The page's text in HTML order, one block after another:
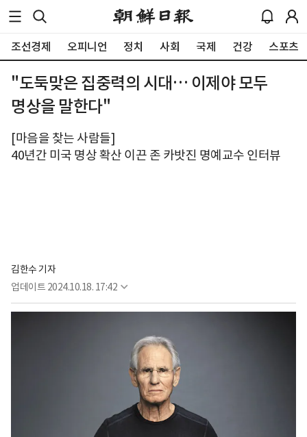
조선경제 오피니언 정치 사회 국제 건강 스포츠
"도둑맞은 집중력의 시대… 이제야 모두
명상을 말한다"
[마음을 찾는 사람들]
40년간 미국 명상 확산 이끈 존 카밧진 명예교수 인터뷰
김한수 기자
업데이트 2024.10.18. 17:42